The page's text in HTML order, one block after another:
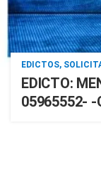
EDICTOS,
EDICTO:
05965552- -